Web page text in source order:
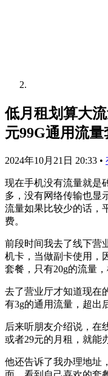
低月租划算大
元99G通用流
2024年10月21日 20:33 •
现在手机没有流量就是
多，没有网络传输也显
流量如果比较少的话，
费。
前段时间我去了线下营
机卡，当做副卡使用，
套餐，只有20g的流量
去了营业厅才知道现在
有3g的通用流量，超出
后来听朋友介绍说，在
或者29元的月租，就能
他还告诉了我办理地址